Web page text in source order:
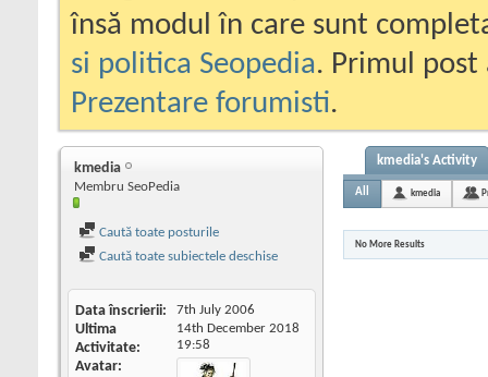
însă modul în care sunt
si politica Seopedia. Primul
Prezentare forumisti.
kmedia
Membru SeoPedia
Caută toate posturile
Caută toate subiectele deschise
Data înscrierii 7th July 2006
Ultima
Activitate
14th December 2018
19:58
Avatar
kmedia's Activity
All kmedia
No More Results